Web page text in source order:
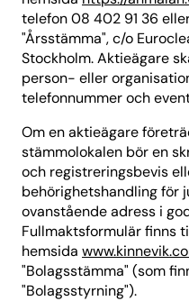
telefon 08 402 91 36
"Årsstämma", c/o
Stockholm. Aktieägare
person- eller
telefonnummer och
Om en aktieägare
stämmolokalen bör en
och registreringsbevis
behörighetshandling för
ovanstående adress i
Fullmaktsformulär finns
hemsida
"Bolagsstämma" (som
"Bolagsstyrning").